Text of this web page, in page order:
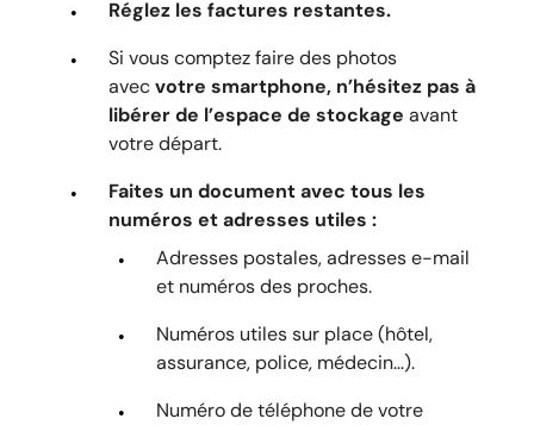
Réglez les factures restantes.
Si vous comptez faire des photos
avecvotre smartphone, n’hésitez pas à
libérer de l’espace de stockage avant
votre départ.
Faites un document avec tous les
numéros et adresses utiles :
Adresses postales, adresses e-mail
et numéros des proches.
Numéros utiles sur place (hôtel,
assurance, police, médecin…).
Numéro de téléphone de votre